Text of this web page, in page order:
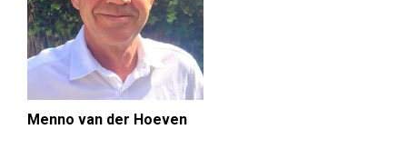
Menno van der Hoeven